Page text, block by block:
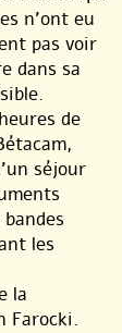
n’ont eu
pas voir
dans sa
de
séjour
les
la
Farocki.